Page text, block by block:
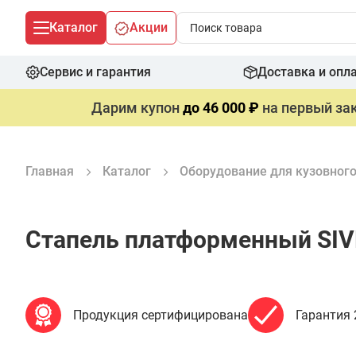
Каталог Акции
Сервис и гарантия Доставка и
Дарим купондо 46 000 ₽ на первый
Главная Каталог Оборудование для
Стапель платформенный
Продукция сертифицирована Гарантия